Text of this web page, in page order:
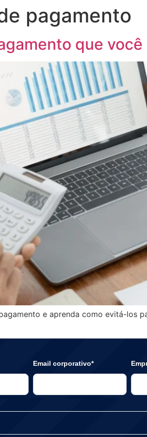
pagamento
que
e aprenda como evitá-los
Email corporativo*